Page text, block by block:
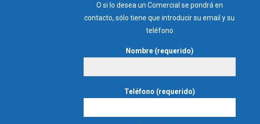
O si lo desea un Comercial se pondrá en
contacto, sólo tiene que introducir su email y su
teléfono
Nombre (requerido)
Teléfono (requerido)